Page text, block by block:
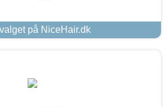
på NiceHair.dk